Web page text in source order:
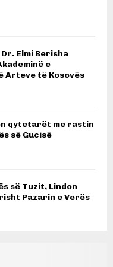
Elmi Berisha
e
Arteve të Kosovës
qytetarët me rastin
së Gucisë
së Tuzit, Lindon
Pazarin e Verës